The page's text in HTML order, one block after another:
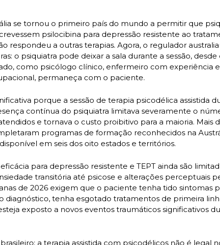
se tornou o primeiro país do mundo a permitir que
psilocibina para depressão resistente ao
respondeu a outras terapias. Agora, o regulador
o psiquiatra pode deixar a sala durante a sessão,
como psicólogo clínico, enfermeiro com experiência
permaneça com o paciente.
porque a sessão de terapia psicodélica assistida
contínua do psiquiatra limitava severamente o
e tornava o custo proibitivo para a maioria. Mais
programas de formação reconhecidos na
em seis dos oito estados e territórios.
para depressão resistente e TEPT ainda são
transitória até psicose e alterações perceptuais
de 2026 exigem que o paciente tenha tido sintomas
diagnóstico, tenha esgotado tratamentos de primeira
exposto a novos eventos traumáticos significativos
a terapia assistida com psicodélicos não é legal